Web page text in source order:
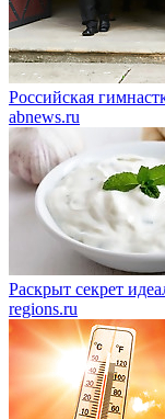
Российская
abnews.ru
Раскрыт секрет
regions.ru